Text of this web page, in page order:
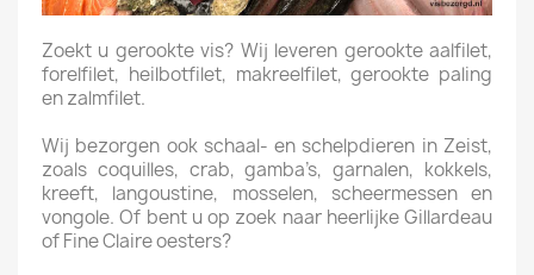
Zoekt u gerookte vis? Wij leveren gerookte aalfilet,
forelfilet, heilbotfilet, makreelfilet, gerookte paling
en zalmfilet.
Wij bezorgen ook schaal- en schelpdieren in Zeist,
zoals coquilles, crab, gamba’s, garnalen, kokkels,
kreeft, langoustine, mosselen, scheermessen en
vongole. Of bent u op zoek naar heerlijke Gillardeau
of Fine Claire oesters?